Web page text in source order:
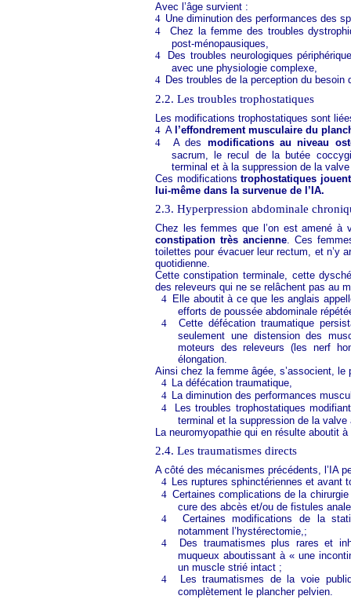
Avec l’âge survient :
4 Une diminution des performances des
4
Chez la femme des troubles
post-ménopausiques,
4
Des troubles neurologiques
avec une physiologie complexe,
4 Des troubles de la perception du besoin
2.2. Les troubles trophostatiques
Les modifications trophostatiques sont
4 A l’effondrement musculaire du
4
A des modifications au niveau
sacrum, le recul de la butée
terminal et à la suppression de la
Ces modificationstrophostatiques
lui-même dans la survenue de l’IA.
2.3. Hyperpression abdominale
Chez les femmes que l’on est amené à
constipation très ancienne. Ces
toilettes pour évacuer leur rectum, et n’y
quotidienne.
Cette constipation terminale, cette
des releveurs qui ne se relâchent pas au
4
Elle aboutit à ce que les anglais
efforts de poussée abdominale
4
Cette défécation traumatique
seulement une distension des
moteurs des releveurs (les nerf
élongation.
Ainsi chez la femme âgée, s’associent,
4 La défécation traumatique,
4 La diminution des performances
4
Les troubles trophostatiques
terminal et la suppression de la valve
La neuromyopathie qui en résulte aboutit
2.4. Les traumatismes directs
A côté des mécanismes précédents, l’IA
4 Les ruptures sphinctériennes et avant
4 Certaines complications de la
cure des abcès et/ou de fistules
4
Certaines modifications de la
notamment l’hystérectomie,;
4
Des traumatismes plus rares et
muqueux aboutissant à « une
un muscle strié intact ;
4
Les traumatismes de la voie
complètement le plancher pelvien.